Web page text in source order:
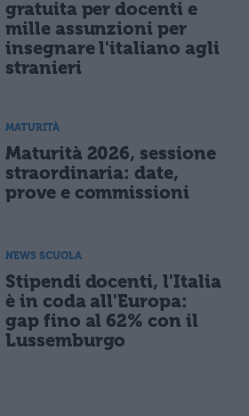
gratuita per docenti e
mille assunzioni per
insegnare l'italiano agli
stranieri
MATURITÀ
Maturità 2026, sessione
straordinaria: date,
prove e commissioni
NEWS SCUOLA
Stipendi docenti, l'Italia
è in coda all'Europa:
gap fino al 62% con il
Lussemburgo